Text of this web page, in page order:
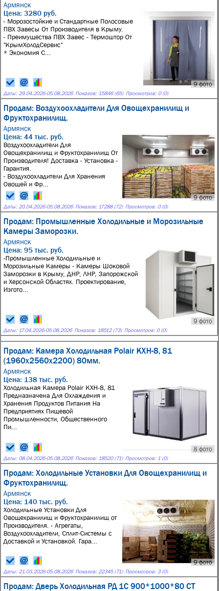
Армянск
9 фото
Цена: 3280 руб.
- Морозостойкие и Стандартные Полосовые
ПВХ Завесы От Производителя в Крыму.
- Преимущества ПВХ Завес - Термоштор От
"КрымХолодСервис"
* Экономия С...
Даты: 29.04.2026-05.08.2026 Показов: 15846 (65) Просмотров: 0 (0)
Продам: Воздухоохладители Для Овощехранилищ и
Фруктохранилищ.
Армянск
9 фото
Цена: 44 тыс. руб.
Воздухоохладители Для
Овощехранилищ и Фруктохранилищ От
Производителя! Доставка - Установка -
Гарантия.
- Воздухоохладители Для Хранения
Овощей и Фр...
Даты: 20.04.2026-05.08.2026 Показов: 17288 (72) Просмотров: 0 (0)
Продам: Промышленные Холодильные и Морозильные
Камеры Заморозки.
Армянск
9 фото
Цена: 95 тыс. руб.
-Промышленные Холодильные и
Морозильные Камеры - Камеры Шоковой
Заморозки в Крыму, ДНР, ЛНР, Запорожской
и Херсонской Областях. Проектирование,
Изгото...
Даты: 17.04.2026-05.08.2026 Показов: 18512 (73) Просмотров: 0 (0)
Продам: Камера Холодильная Polair КХН-8, 81
(1960х2560х2200) 80мм.
Армянск
8 фото
Цена: 138 тыс. руб.
Холодильная Камера Polair КХН-8, 81
Предназначена Для Охлаждения и
Хранения Продуктов Питания На
Предприятиях Пищевой
Промышленности, Общественного
Пи...
Даты: 08.04.2026-05.08.2026 Показов: 18520 (71) Просмотров: 1 (0)
Продам: Холодильные Установки Для Овощехранилищ и
Фруктохранилищ.
Армянск
9 фото
Цена: 140 тыс. руб.
Холодильные Установки Для
Овощехранилищ и Фруктохранилищ от
Производителя. - Агрегаты,
Воздухоохладители, Сплит-Системы с
Доставкой и Установкой. Гара...
Даты: 21.03.2026-05.08.2026 Показов: 22345 (71) Просмотров: 3 (0)
Продам: Дверь Холодильная РД 1С 900*1000*80 СТ